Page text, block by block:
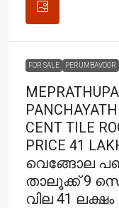
FOR SALE PERUMBAVOOR
CENT TILE
PRICE 41
വെങ്ങോല
താലൂക്ക് 9
വില 41 ലക്ഷം